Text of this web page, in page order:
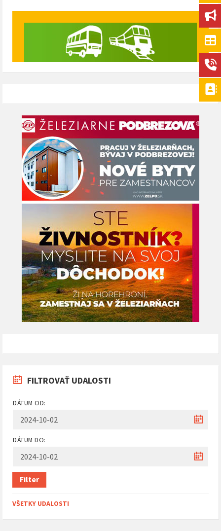
FILTROVAŤ UDALOSTI
DÁTUM OD:
DÁTUM DO:
Filter
VŠETKY UDALOSTI